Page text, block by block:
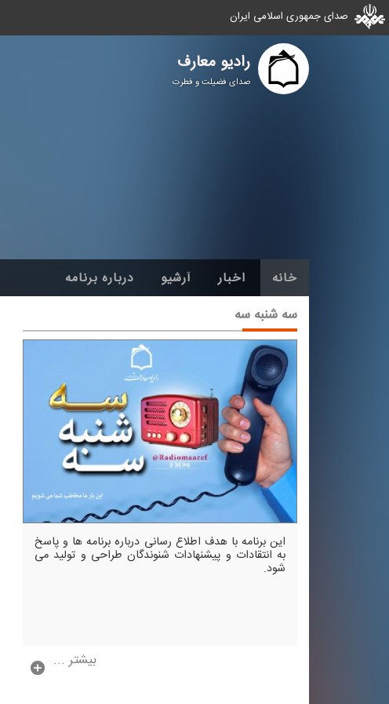
صدای جمهوری اسلامی ایران
رادیو معارف
صدای فضیلت و فطرت
خانه اخبار آرشیو درباره برنامه
سه شنبه سه
این برنامه با هدف اطلاع رسانی درباره برنامه ها و پاسخ
به انتقادات و پیشنهادات شنوندگان طراحی و تولید می
شود.
بیشتر ...